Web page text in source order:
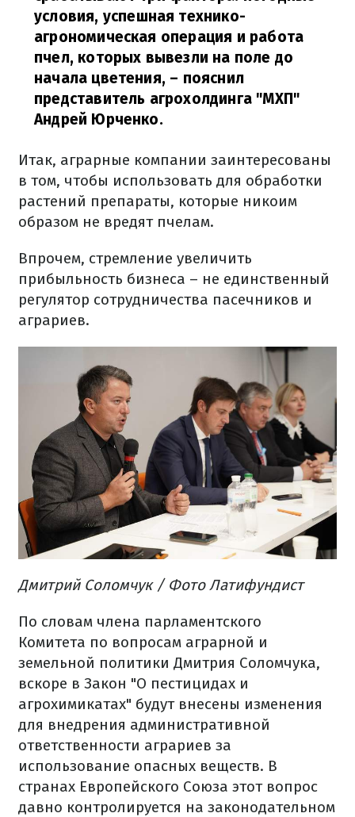
условия, успешная технико-
агрономическая операция и работа
пчел, которых вывезли на поле до
начала цветения, – пояснил
представитель агрохолдинга "МХП"
Андрей Юрченко.
Итак, аграрные компании заинтересованы
в том, чтобы использовать для обработки
растений препараты, которые никоим
образом не вредят пчелам.
Впрочем, стремление увеличить
прибыльность бизнеса – не единственный
регулятор сотрудничества пасечников и
аграриев.
Дмитрий Соломчук / Фото Латифундист
По словам члена парламентского
Комитета по вопросам аграрной и
земельной политики Дмитрия Соломчука,
вскоре в Закон "О пестицидах и
агрохимикатах" будут внесены изменения
для внедрения административной
ответственности аграриев за
использование опасных веществ. В
странах Европейского Союза этот вопрос
давно контролируется на законодательном